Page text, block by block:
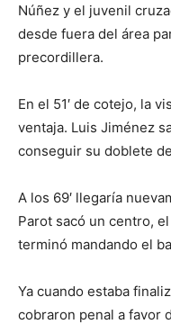
Núñez y el juvenil
desde fuera del área
precordillera.
En el 51′ de cotejo, la
ventaja. Luis Jiménez
conseguir su doblete
A los 69′ llegaría
Parot sacó un centro,
terminó mandando el
Ya cuando estaba
cobraron penal a favor